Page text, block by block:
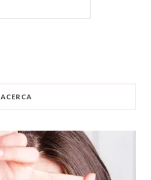
ACERCA